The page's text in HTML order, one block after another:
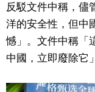
日本入門
政治外交
社會
反駁文件中稱，儘
洋的安全性，但中
憾」。文件中稱「
中國，立即廢除它